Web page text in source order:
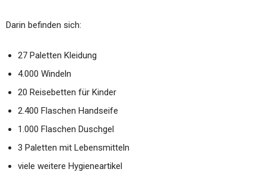
Darin befinden sich:
27 Paletten Kleidung
4.000 Windeln
20 Reisebetten für Kinder
2.400 Flaschen Handseife
1.000 Flaschen Duschgel
3 Paletten mit Lebensmitteln
viele weitere Hygieneartikel